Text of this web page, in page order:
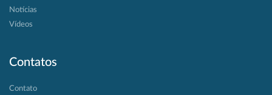
Notícias
Vídeos
Contatos
Contato